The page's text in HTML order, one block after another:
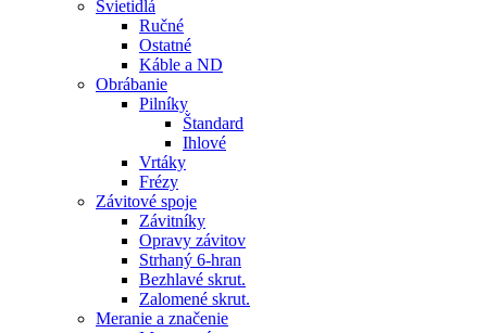
Svietidlá
Ručné
Ostatné
Káble a ND
Obrábanie
Pilníky
Štandard
Ihlové
Vrtáky
Frézy
Závitové spoje
Závitníky
Opravy závitov
Strhaný 6-hran
Bezhlavé skrut.
Zalomené skrut.
Meranie a značenie